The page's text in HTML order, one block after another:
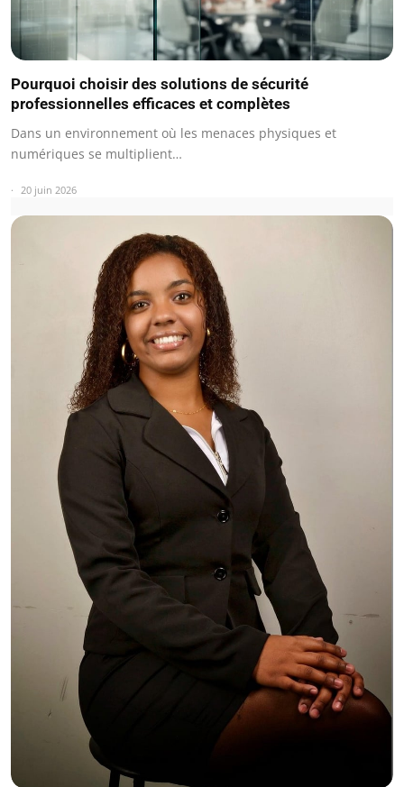
Pourquoi choisir des solutions de sécurité
professionnelles efficaces et complètes
Dans un environnement où les menaces physiques et
numériques se multiplient…
20 juin 2026